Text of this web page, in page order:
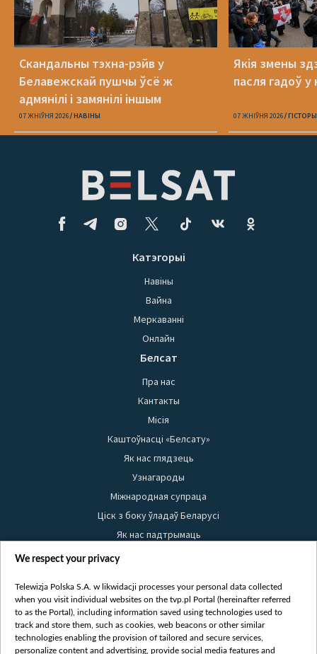
Скандальны тэхна-рэйв у
Белавежскай пушчы ўсё ж
адмянілі і замянілі іншым
07 ЖНІЎНЯ 2026 НАВІНЫ
Якія змены
пасля гадоў у
07 ЖНІЎНЯ 2026
Катэгорыі
Навіны
Вайна
Меркаванні
Онлайн
Белсат
Пра нас
Кантакты
Місія
Каштоўнасці «Белсату»
Як нас глядзець
Узнагароды
Міжнародная супраца
Ціск з боку ўладаў Беларусі
Як нас падтрымаць
Правілы выкарыстання матэрыялаў
Бяспека
Youtube
Белсат news
We respect your privacy
Telewizja Polska S.A. w likwidacji processes your personal data collected
when you visit individual websites on the tvp.pl Portal (hereinafter referred
to as the Portal), including information saved using technologies used to
track and store them, such as cookies, web beacons or other similar
technologies enabling the provision of tailored and secure services,
personalize content and advertising, provide social media features and